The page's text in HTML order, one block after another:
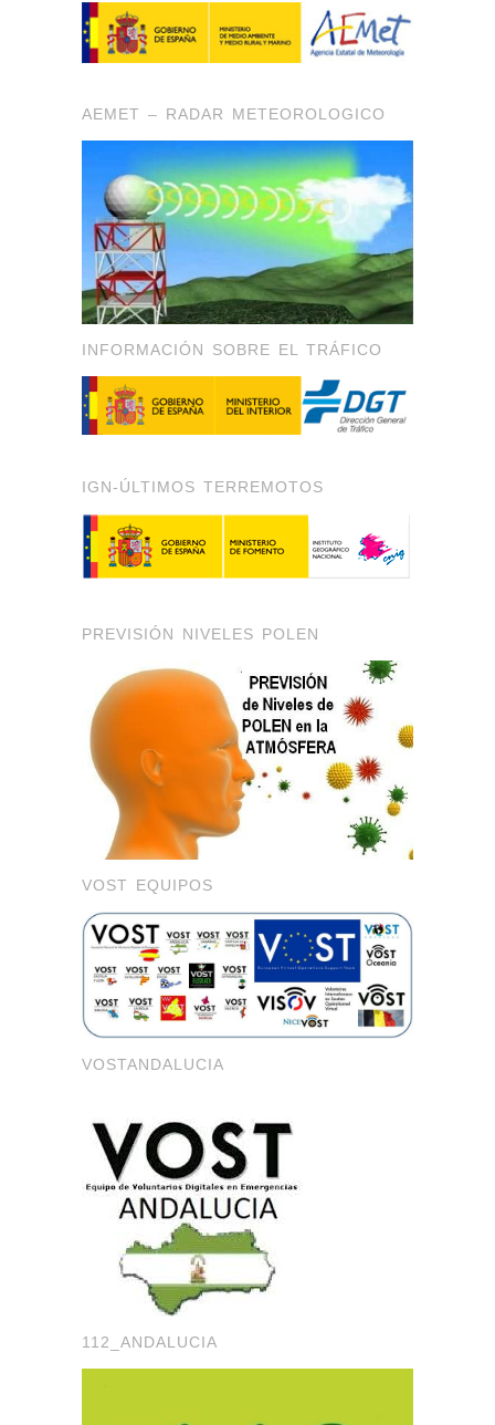
AEMET – RADAR METEOROLOGICO
INFORMACIÓN SOBRE EL TRÁFICO
IGN-ÚLTIMOS TERREMOTOS
PREVISIÓN NIVELES POLEN
VOST EQUIPOS
VOSTANDALUCIA
112_ANDALUCIA